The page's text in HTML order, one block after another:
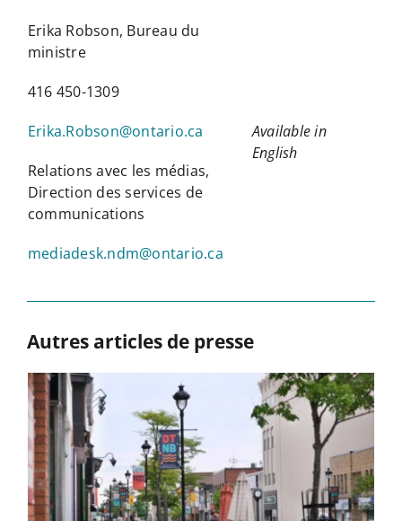
Erika Robson, Bureau du
ministre
416 450-1309
Erika.Robson@ontario.ca
Relations avec les médias,
Direction des services de
communications
mediadesk.ndm@ontario.ca
Available in
English
Autres articles de presse